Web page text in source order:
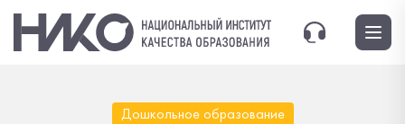
Дошкольное образование